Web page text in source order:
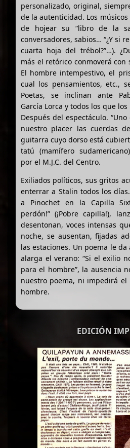
personalizado, original,
de la autenticidad. Los
de hojear su “libro de la
conversadores, sabios… “¿Y si
cuarta hoja del trébol?”…).
más el retórico conmoverá con
El hombre intempestivo, el
cual los pensamientos, etc.,
Poetas, se inclinan ante
García Lorca y todos los que
Después del espectáculo.
nuestro placer las cuerdas
guitarra cuyo dorso está
tatú (mamífero
por el M.J.C. del Centro.
Exiliados políticos, sus gritos
enterrar a Stalin todos los
a Pinochet en la Capilla
perdón!” (¡Pobre capilla!),
desentonan, voces intensas
noche, se ausentan, fijadas
las estaciones. Un poema le
alarga el verano: “Si el exilio
para el hombre”, la ausencia
nuestro poema, ni impedirá
hombre.
EDICIÓN